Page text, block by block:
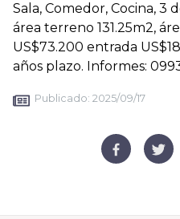
Sala, Comedor, Cocina, 3
área terreno 131.25m2,
US$73.200 entrada
años plazo. Informes:
Publicado: 2025/09/17